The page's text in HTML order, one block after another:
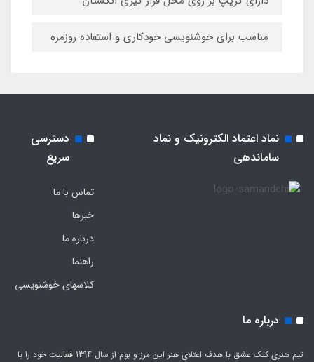
مناسب برای خوشنویسی خودکاری و استفاده روزمره
نماد اعتماد الکترونیک و نماد
ساماندهی
دسترسی
سریع
تماس با ما
خبرها
درباره ما
راهنما
کلاسهای خوشنویسی
درباره ما
تیم هنری کلک عشق با هدف اعتلای هنر این مرز و بوم از سال 1394 فعالیت خود را با